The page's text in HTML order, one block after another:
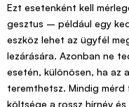
Ezt esetenként kell
gesztus – például egy
eszköz lehet az ügyfél
lezárására. Azonban ne
esetén, különösen, ha az
teremthetsz. Mindig
költsége a rossz hírnév